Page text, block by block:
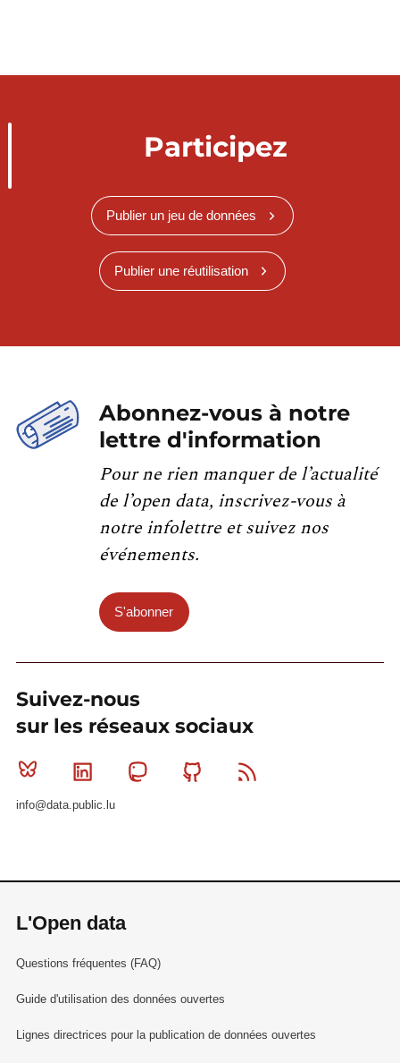
Participez
Publier un jeu de données
Publier une réutilisation
Abonnez-vous à notre
lettre d'information
Pour ne rien manquer de l’actualité
de l’open data, inscrivez-vous à
notre infolettre et suivez nos
événements.
S'abonner
Suivez-nous
sur les réseaux sociaux
Bluesky Linkedin MastodonGithub
info@data.public.lu
L'Open data
Questions fréquentes (FAQ)
Guide d'utilisation des données ouvertes
Lignes directrices pour la publication de données ouvertes